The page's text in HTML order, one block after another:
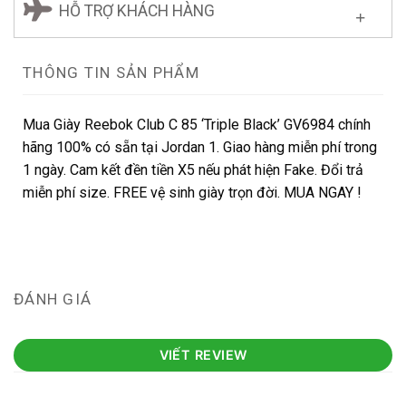
HỖ TRỢ KHÁCH HÀNG
THÔNG TIN SẢN PHẨM
Mua Giày Reebok Club C 85 ‘Triple Black’ GV6984 chính
hãng 100% có sẵn tại Jordan 1. Giao hàng miễn phí trong
1 ngày. Cam kết đền tiền X5 nếu phát hiện Fake. Đổi trả
miễn phí size. FREE vệ sinh giày trọn đời. MUA NGAY !
ĐÁNH GIÁ
VIẾT REVIEW